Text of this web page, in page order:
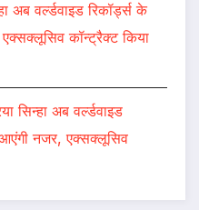
अब वर्ल्डवाइड रिकॉर्ड्स के
कॉन्ट्रैक्ट किया
सिन्हा अब वर्ल्डवाइड
नजर, एक्सक्लूसिव